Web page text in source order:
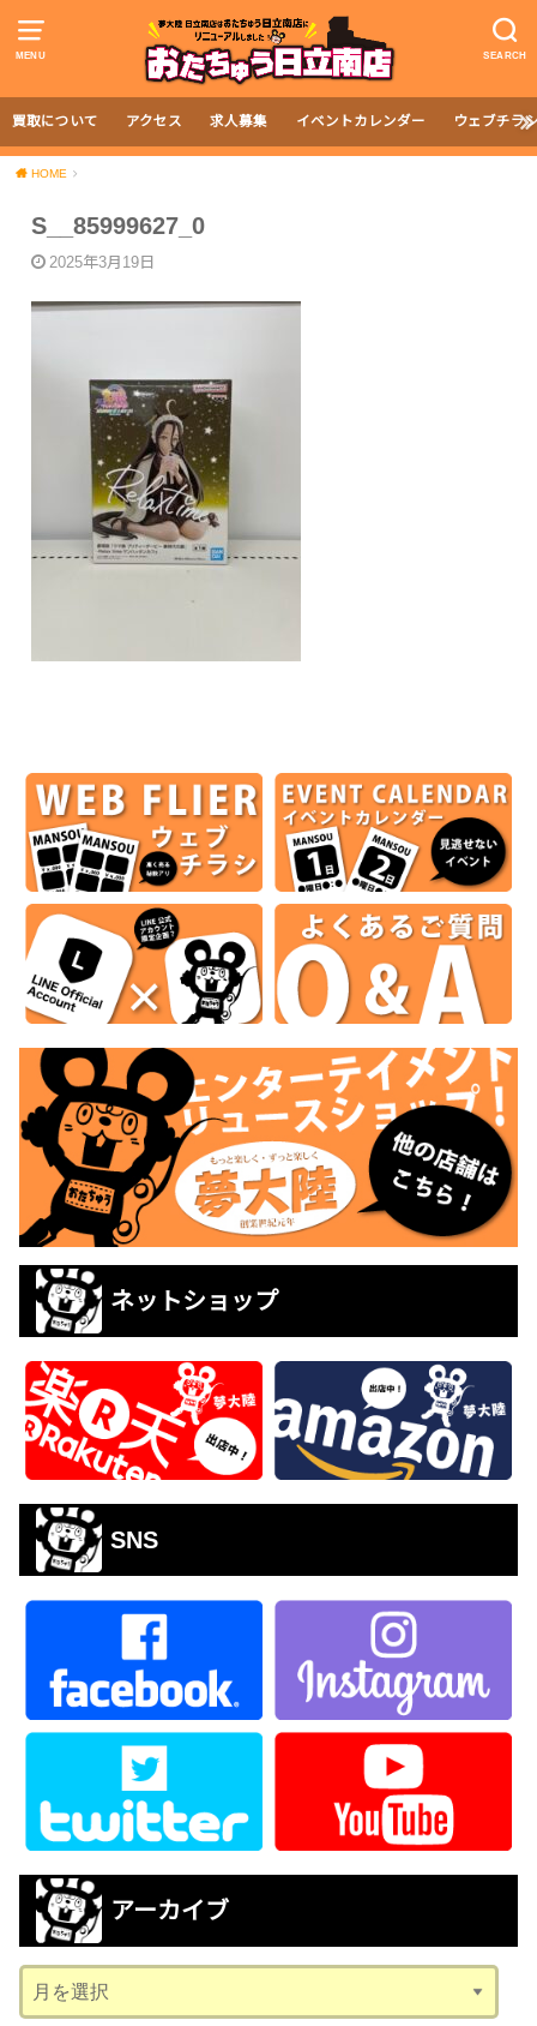
MENU SEARCH
買取について アクセス 求人募集 イベントカレンダー ウェブチラ
HOME
S__85999627_0
2025年3月19日
ネットショップ
SNS
アーカイブ
ー